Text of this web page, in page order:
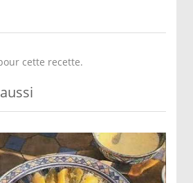
cette recette.